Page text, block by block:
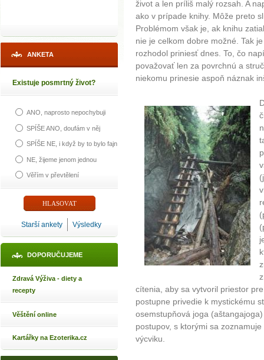
ANKETA
Existuje posmrtný život?
ANO, naprosto nepochybuji
SPÍŠE ANO, doufám v něj
SPÍŠE NE, i když by to bylo fajn
NE, žijeme jenom jednou
Věřím v převtělení
Starší ankety Výsledky
DOPORUČUJEME
Zdravá Výživa - diety a
recepty
Věštění online
Kartářky na Ezoterika.cz
život a len príliš malý rozsah. A
ako v prípade knihy. Môže preto
Problémom však je, ak knihu
nie je celkom dobre možné. Tak
rozhodol priniesť dnes. To, čo
považovať len za povrchnú a
niekomu prinesie aspoň náznak
cítenia, aby sa vytvoril priestor
postupne privedie k mystickému
osemstupňová joga
postupov, s ktorými sa
výcviku.